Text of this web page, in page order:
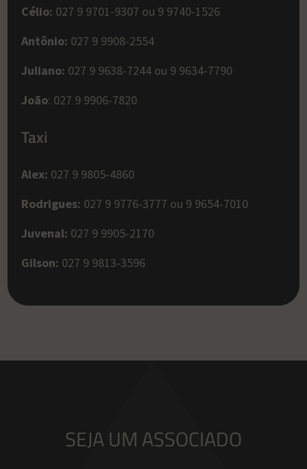
Célio: 027 9 9701-9307 ou 9 9740-1526
Antônio: 027 9 9908-2554
Juliano: 027 9 9638-7244 ou 9 9634-7790
João: 027 9 9906-7820
Taxi
Alex: 027 9 9805-4860
Rodrigues: 027 9 9776-3777 ou 9 9654-7010
Juvenal: 027 9 9905-2170
Gilson: 027 9 9813-3596
SEJA UM ASSOCIADO